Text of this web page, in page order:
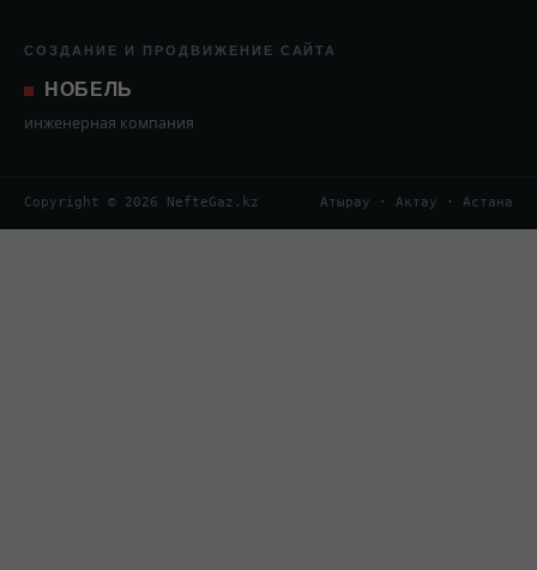
СОЗДАНИЕ И ПРОДВИЖЕНИЕ САЙТА
НОБЕЛЬ
инженерная компания
Copyright © 2026 NefteGaz.kz Атырау · Актау · Астана